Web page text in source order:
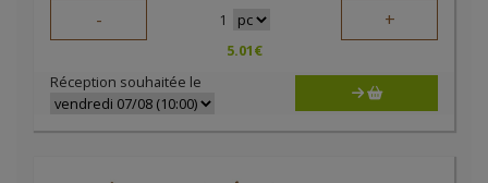
- 1 +
5.01€
Réception souhaitée le